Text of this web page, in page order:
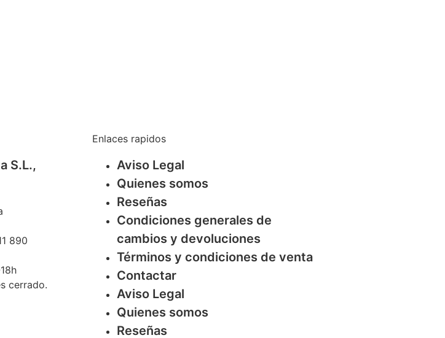
S.L.,
890
cerrado.
Enlaces rapidos
Aviso Legal
Quienes somos
Reseñas
Condiciones generales de
cambios y devoluciones
Términos y condiciones de venta
Contactar
Aviso Legal
Quienes somos
Reseñas